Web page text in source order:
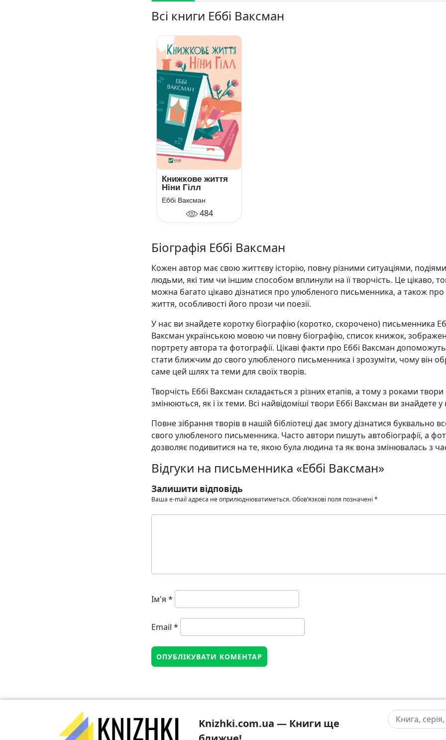
Всі книги Еббі Ваксман
Книжкове життя
Ніни Гілл
Еббі Ваксман
484
Біографія Еббі Ваксман
Кожен автор має свою життєву історію, повну різними ситуаціями,
людьми, які тим чи іншим способом вплинули на її творчість. Це цікаво,
можна багато цікаво дізнатися про улюбленого письменника, а також про
життя, особливості його прози чи поезії.
У нас ви знайдете коротку біографію (коротко, скорочено) письменника
Ваксман українською мовою чи повну біографію, список книжок,
портрету автора та фотографії. Цікаві факти про Еббі Ваксман
стати ближчим до свого улюбленого письменника і зрозуміти, чому він
саме цей шлях та теми для своїх творів.
Творчість Еббі Ваксман складається з різних етапів, а тому з роками твори
змінюються, як і їх теми. Всі найвідоміші твори Еббі Ваксман ви знайдете у
Повне зібрання творів в нашій бібліотеці дає змогу дізнатися буквально
свого улюбленого письменника. Часто автори пишуть автобіографії, а
дозволяє подивитися на те, якою була людина та як вона змінювалась з
Відгуки на письменника «Еббі Ваксман»
Залишити відповідь
Ваша e-mail адреса не оприлюднюватиметься.Обов’язкові поля позначені *
Ім'я *
Email *
Knizhki.com.ua — Книги ще